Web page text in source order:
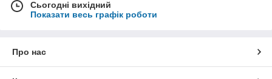
Сьогодні вихідний
Показати весь графік роботи
Про нас